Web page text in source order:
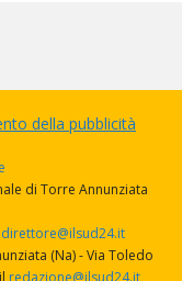
della pubblicità
di Torre Annunziata
direttore@ilsud24.it
(Na) - Via Toledo
redazione@ilsud24.it